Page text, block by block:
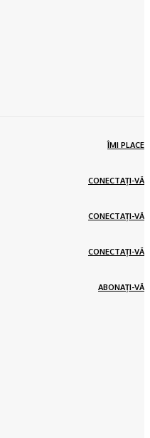
ÎMI PLACE
CONECTAȚI-VĂ
CONECTAȚI-VĂ
CONECTAȚI-VĂ
ABONAȚI-VĂ